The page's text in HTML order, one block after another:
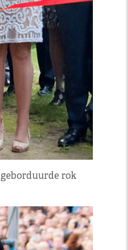
rok